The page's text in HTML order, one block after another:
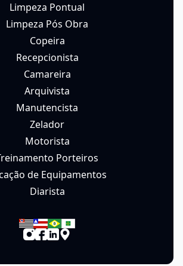
Limpeza Pontual
Limpeza Pós Obra
Copeira
Recepcionista
Camareira
Arquivista
Manutencista
Zelador
Motorista
Porteiros
de Equipamentos
Diarista